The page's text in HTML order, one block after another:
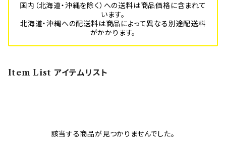
国内（北海道・沖縄を除く）への送料は商品価格に含まれて
います。
北海道・沖縄への配送料は商品によって異なる別途配送料
がかかります。
Item List アイテムリスト
該当する商品が見つかりませんでした。